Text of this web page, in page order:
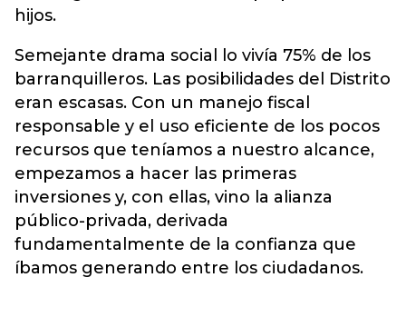
hijos.
Semejante drama social lo vivía 75% de los
barranquilleros. Las posibilidades del Distrito
eran escasas. Con un manejo fiscal
responsable y el uso eficiente de los pocos
recursos que teníamos a nuestro alcance,
empezamos a hacer las primeras
inversiones y, con ellas, vino la alianza
público-privada, derivada
fundamentalmente de la confianza que
íbamos generando entre los ciudadanos.